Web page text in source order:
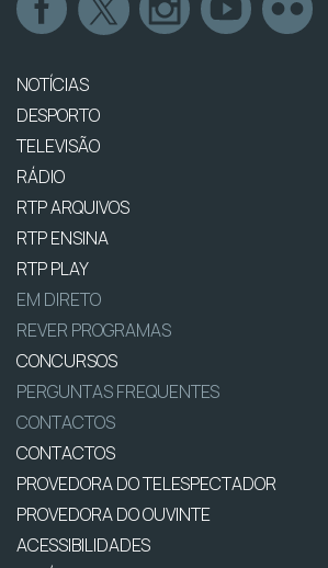
NOTÍCIAS
DESPORTO
TELEVISÃO
RÁDIO
RTP ARQUIVOS
RTP ENSINA
RTP PLAY
EM DIRETO
REVER PROGRAMAS
CONCURSOS
PERGUNTAS FREQUENTES
CONTACTOS
CONTACTOS
PROVEDORA DO TELESPECTADOR
PROVEDORA DO OUVINTE
ACESSIBILIDADES